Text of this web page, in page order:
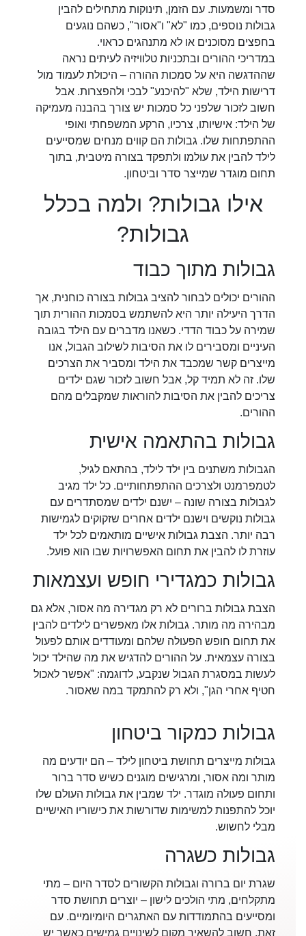
סדר ומשמעות. עם הזמן, תינוקות מתחילים להבין
גבולות נוספים, כמו "לא" ו"אסור", כשהם נוגעים
בחפצים מסוכנים או לא מתנהגים כראוי.
במדריכי ההורים ובתכניות טלוויזיה לעיתים נראה
שההדגשה היא על סמכות ההורה – היכולת לעמוד מול
דרישות הילד, שלא "להיכנע" לבכי ולהפצרות. אבל
חשוב לזכור שלפני כל סמכות יש צורך בהבנה מעמיקה
של הילד: אישיותו, צרכיו, הרקע המשפחתי ואופי
ההתפתחות שלו. גבולות הם קווים מנחים שמסייעים
לילד להבין את עולמו ולתפקד בצורה מיטבית, בתוך
תחום מוגדר שמייצר סדר וביטחון.
אילו גבולות? ולמה בכלל
גבולות?
גבולות מתוך כבוד
ההורים יכולים לבחור להציב גבולות בצורה כוחנית, אך
הדרך היעילה יותר היא להשתמש בסמכות ההורית תוך
שמירה על כבוד הדדי. כשאנו מדברים עם הילד בגובה
העיניים ומסבירים לו את הסיבות לשילוב הגבול, אנו
מייצרים קשר שמכבד את הילד ומסביר את הצרכים
שלו. זה לא תמיד קל, אבל חשוב לזכור שגם ילדים
צריכים להבין את הסיבות להוראות שמקבלים מהם
ההורים.
גבולות בהתאמה אישית
הגבולות משתנים בין ילד לילד, בהתאם לגיל,
לטמפרמנט ולצרכים ההתפתחותיים. כל ילד מגיב
לגבולות בצורה שונה – ישנם ילדים שמסתדרים עם
גבולות נוקשים וישנם ילדים אחרים שזקוקים לגמישות
רבה יותר. הצבת גבולות אישיים מותאמים לכל ילד
עוזרת לו להבין את תחום האפשרויות שבו הוא פועל.
גבולות כמגדירי חופש ועצמאות
הצבת גבולות ברורים לא רק מגדירה מה אסור, אלא גם
מבהירה מה מותר. גבולות אלו מאפשרים לילדים להבין
את תחום חופש הפעולה שלהם ומעודדים אותם לפעול
בצורה עצמאית. על ההורים להדגיש את מה שהילד יכול
לעשות במסגרת הגבול שנקבע, לדוגמה: "אפשר לאכול
חטיף אחרי הגן", ולא רק להתמקד במה שאסור.
גבולות כמקור ביטחון
גבולות מייצרים תחושת ביטחון לילד – הם יודעים מה
מותר ומה אסור, ומרגישים מוגנים כשיש סדר ברור
ותחום פעולה מוגדר. ילד שמבין את גבולות העולם שלו
יוכל להתפנות למשימות שדורשות את כישוריו האישיים
מבלי לחשוש.
גבולות כשגרה
שגרת יום ברורה וגבולות הקשורים לסדר היום – מתי
מתקלחים, מתי הולכים לישון – יוצרים תחושת סדר
ומסייעים בהתמודדות עם האתגרים היומיומיים. עם
זאת, חשוב להשאיר מקום לשינויים גמישים כאשר יש